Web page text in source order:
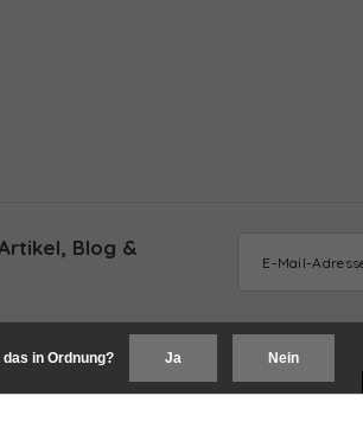
Blog &
in Ordnung? Ja Nein